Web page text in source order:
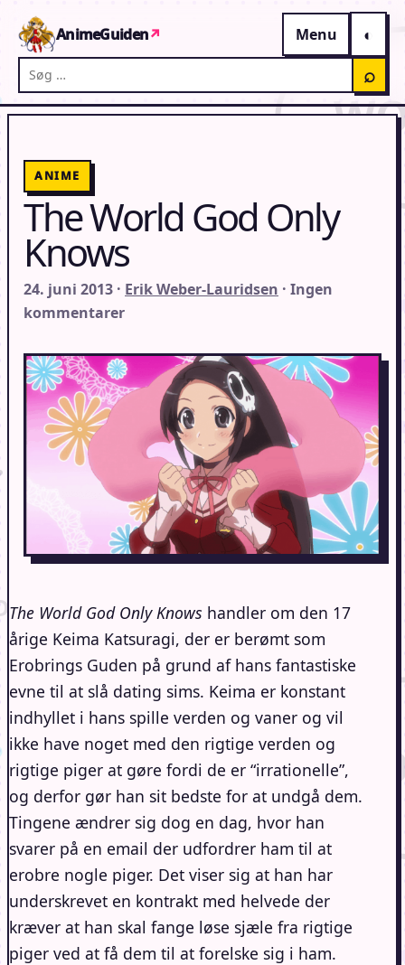
AnimeGuiden↗
Menu
Søg på AnimeGuiden
⌕
ANIME
The World God Only
Knows
24. juni 2013 · Erik Weber-Lauridsen · Ingen
kommentarer
The World God Only Knows handler om den 17
årige Keima Katsuragi, der er berømt som
Erobrings Guden på grund af hans fantastiske
evne til at slå dating sims. Keima er konstant
indhyllet i hans spille verden og vaner og vil
ikke have noget med den rigtige verden og
rigtige piger at gøre fordi de er “irrationelle”,
og derfor gør han sit bedste for at undgå dem.
Tingene ændrer sig dog en dag, hvor han
svarer på en email der udfordrer ham til at
erobre nogle piger. Det viser sig at han har
underskrevet en kontrakt med helvede der
kræver at han skal fange løse sjæle fra rigtige
piger ved at få dem til at forelske sig i ham.